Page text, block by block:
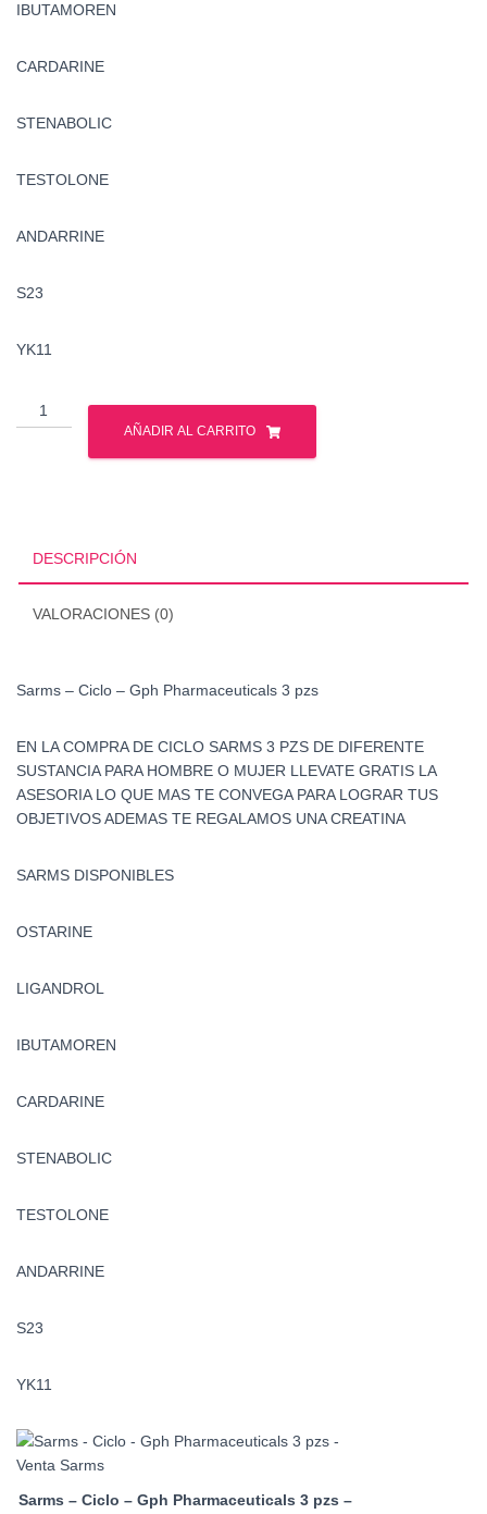
IBUTAMOREN
CARDARINE
STENABOLIC
TESTOLONE
ANDARRINE
S23
YK11
Sarms
-
AÑADIR AL CARRITO
DESCRIPCIÓN
VALORACIONES (0)
Sarms – Ciclo – Gph Pharmaceuticals 3 pzs
EN LA COMPRA DE CICLO SARMS 3 PZS DE DIFERENTE
SUSTANCIA PARA HOMBRE O MUJER LLEVATE GRATIS LA
ASESORIA LO QUE MAS TE CONVEGA PARA LOGRAR TUS
OBJETIVOS ADEMAS TE REGALAMOS UNA CREATINA
SARMS DISPONIBLES
OSTARINE
LIGANDROL
IBUTAMOREN
CARDARINE
STENABOLIC
TESTOLONE
ANDARRINE
S23
YK11
Sarms – Ciclo – Gph Pharmaceuticals 3 pzs –